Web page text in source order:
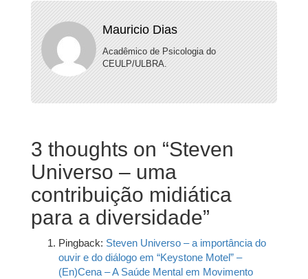
Mauricio Dias
Acadêmico de Psicologia do
CEULP/ULBRA.
3 thoughts on “Steven
Universo – uma
contribuição midiática
para a diversidade”
Pingback: Steven Universo – a importância do
ouvir e do diálogo em “Keystone Motel” –
(En)Cena – A Saúde Mental em Movimento